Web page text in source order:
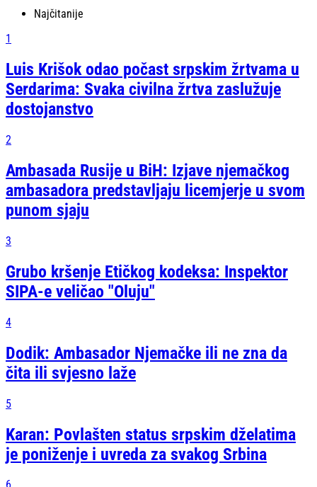
Najčitanije
1
Luis Krišok odao počast srpskim žrtvama u
Serdarima: Svaka civilna žrtva zaslužuje
dostojanstvo
2
Ambasada Rusije u BiH: Izjave njemačkog
ambasadora predstavljaju licemjerje u svom
punom sjaju
3
Grubo kršenje Etičkog kodeksa: Inspektor
SIPA-e veličao "Oluju"
4
Dodik: Ambasador Njemačke ili ne zna da
čita ili svjesno laže
5
Karan: Povlašten status srpskim dželatima
je poniženje i uvreda za svakog Srbina